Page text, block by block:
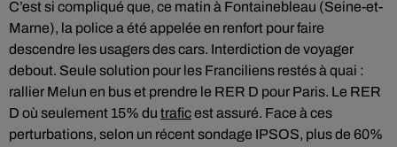
C’est si compliqué que, ce matin à Fontainebleau (Seine-et-
Marne), la police a été appelée en renfort pour faire
descendre les usagers des cars. Interdiction de voyager
debout. Seule solution pour les Franciliens restés à quai :
rallier Melun en bus et prendre le RER D pour Paris. Le RER
D où seulement 15% du traficest assuré. Face à ces
perturbations, selon un récent sondage IPSOS, plus de 60%